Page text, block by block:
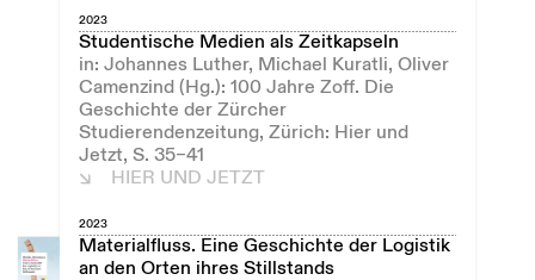
2023
Studentische Medien als Zeitkapseln
in: Johannes Luther, Michael Kuratli, Oliver
Camenzind (Hg.): 100 Jahre Zoff. Die
Geschichte der Zürcher
Studierendenzeitung, Zürich: Hier und
Jetzt, S. 35–41
HIER UND JETZT
2023
Materialfluss. Eine Geschichte der Logistik
an den Orten ihres Stillstands